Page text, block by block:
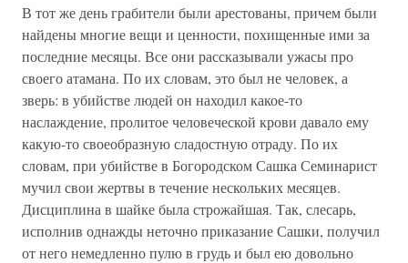
В тот же день грабители были арестованы, причем были
найдены многие вещи и ценности, похищенные ими за
последние месяцы. Все они рассказывали ужасы про
своего атамана. По их словам, это был не человек, а
зверь: в убийстве людей он находил какое-то
наслаждение, пролитое человеческой крови давало ему
какую-то своеобразную сладостную отраду. По их
словам, при убийстве в Богородском Сашка Семинарист
мучил свои жертвы в течение нескольких месяцев.
Дисциплина в шайке была строжайшая. Так, слесарь,
исполнив однажды неточно приказание Сашки, получил
от него немедленно пулю в грудь и был ею довольно